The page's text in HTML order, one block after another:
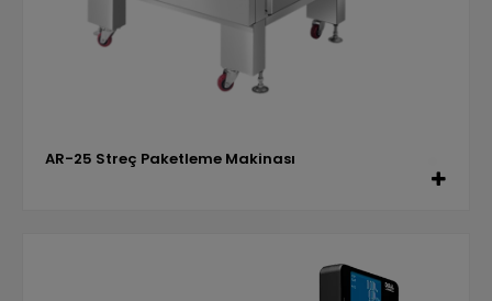
AR-25 Streç Paketleme Makinası